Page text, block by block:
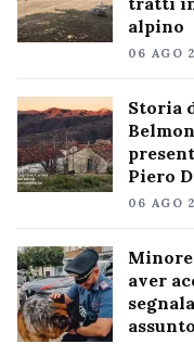
alpino
06 AGO
Storia
Piero
06 AGO
aver